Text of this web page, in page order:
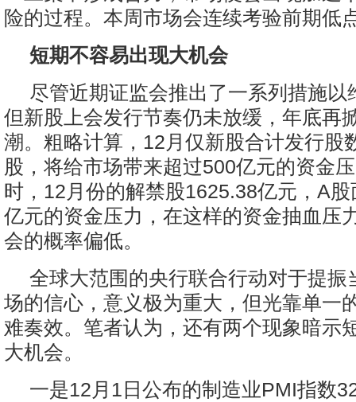
险的过程。本周市场会连续考验前期低
短期不容易出现大机会
尽管近期证监会推出了一系列措施以
但新股上会发行节奏仍未放缓，年底再
潮。粗略计算，12月仅新股合计发行股
股，将给市场带来超过500亿元的资金
时，12月份的解禁股1625.38亿元，A
亿元的资金压力，在这样的资金抽血压
会的概率偏低。
全球大范围的央行联合行动对于提振
场的信心，意义极为重大，但光靠单一
难奏效。笔者认为，还有两个现象暗示
大机会。
一是12月1日公布的制造业PMI指数